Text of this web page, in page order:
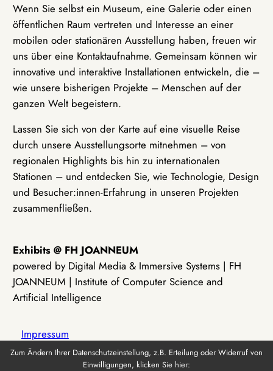
Wenn Sie selbst ein Museum, eine Galerie oder einen
öffentlichen Raum vertreten und Interesse an einer
mobilen oder stationären Ausstellung haben, freuen wir
uns über eine Kontaktaufnahme. Gemeinsam können wir
innovative und interaktive Installationen entwickeln, die –
wie unsere bisherigen Projekte – Menschen auf der
ganzen Welt begeistern.
Lassen Sie sich von der Karte auf eine visuelle Reise
durch unsere Ausstellungsorte mitnehmen – von
regionalen Highlights bis hin zu internationalen
Stationen – und entdecken Sie, wie Technologie, Design
und Besucher:innen-Erfahrung in unseren Projekten
zusammenfließen.
Exhibits @ FH JOANNEUM
powered by Digital Media & Immersive Systems | FH
JOANNEUM | Institute of Computer Science and
Artificial Intelligence
Impressum
Zum Ändern Ihrer Datenschutzeinstellung, z.B. Erteilung oder Widerruf von
Einwilligungen, klicken Sie hier: